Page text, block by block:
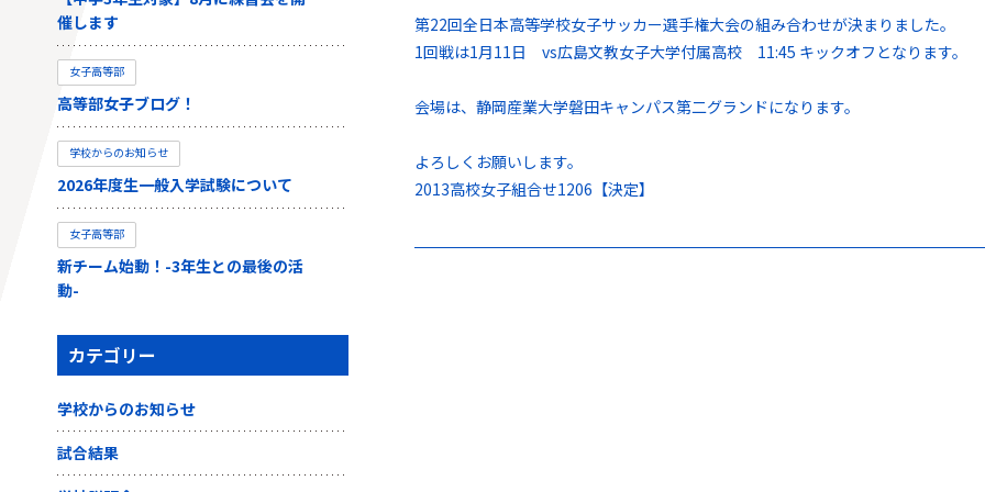
第22回全日本高等学校女子サッカー選手権大会の組み合わせが決まりました。
1回戦は1月11日 vs広島文教女子大学付属高校 11:45 キックオフとなります。
会場は、静岡産業大学磐田キャンパス第二グランドになります。
よろしくお願いします。
2013高校女子組合せ1206【決定】
催します
女子高等部
高等部女子ブログ！
学校からのお知らせ
2026年度生一般入学試験について
女子高等部
新チーム始動！-3年生との最後の活
動-
カテゴリー
学校からのお知らせ
試合結果